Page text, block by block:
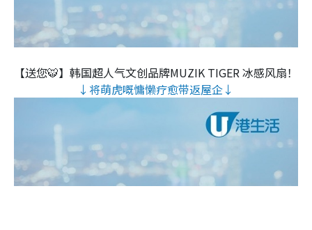
【送您🐯】韩国超人气文创品牌MUZIK TIGER 冰感风扇！
↓将萌虎嘅慵懒疗愈带返屋企↓